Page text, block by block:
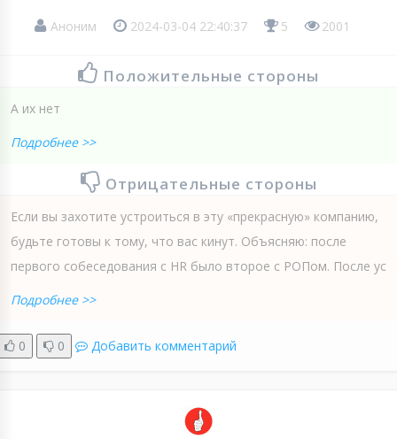
Аноним 2024-03-04 22:40:37 5 2001
Положительные стороны
А их нет
Подробнее >>
Отрицательные стороны
Если вы захотите устроиться в эту «прекрасную» компанию,
будьте готовы к тому, что вас кинут. Объясняю: после
первого собеседования с HR было второе с РОПом. После ус
Подробнее >>
0 0 Добавить комментарий